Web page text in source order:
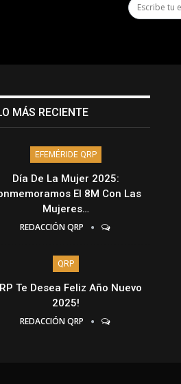
MÁS RECIENTE
EFEMÉRIDE QRP
Día De La Mujer 2025:
El 8M Con Las
Mujeres…
REDACCIÓN QRP
QRP
Te Desea Feliz Año Nuevo
2025!
REDACCIÓN QRP